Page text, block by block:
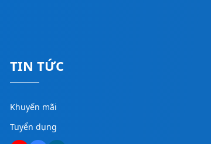
TIN TỨC
Khuyến mãi
Tuyển dụng